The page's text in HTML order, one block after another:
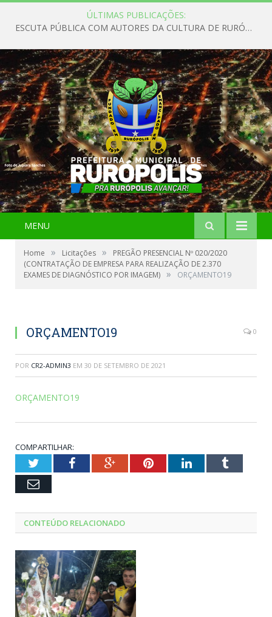
ÚLTIMAS PUBLICAÇÕES:
ESCUTA PÚBLICA COM AUTORES DA CULTURA DE RURÓPOLIS
MENU
Home » Licitações »
PREGÃO PRESENCIAL Nº 020/2020
(CONTRATAÇÃO DE EMPRESA PARA REALIZAÇÃO DE 2.370
EXAMES DE DIAGNÓSTICO POR IMAGEM) » ORÇAMENTO19
ORÇAMENTO19 0
POR CR2-ADMIN3 EM 30 DE SETEMBRO DE 2021
ORÇAMENTO19
COMPARTILHAR:
TwitterFacebookGoogle+PinterestLinkedInTumblr
Email
CONTEÚDO RELACIONADO